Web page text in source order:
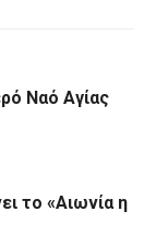
Ναό Αγίας
το «Αιωνία η